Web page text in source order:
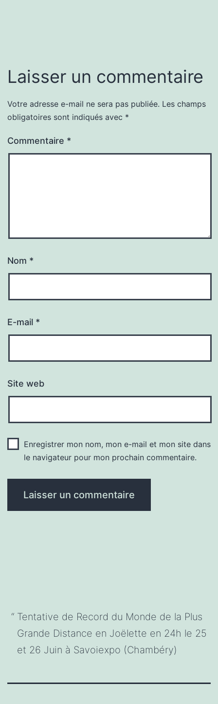
Laisser un commentaire
Votre adresse e-mail ne sera pas publiée. Les champs
obligatoires sont indiqués avec *
Commentaire *
Nom *
E-mail *
Site web
Enregistrer mon nom, mon e-mail et mon site dans
le navigateur pour mon prochain commentaire.
Tentative de Record du Monde de la Plus
Grande Distance en Joëlette en 24h le 25
et 26 Juin à Savoiexpo (Chambéry)